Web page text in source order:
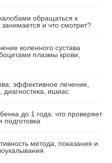
обращаться к
и что смотрит?
коленного сустава
плазмы крови,
эффективное лечение,
ишиас
до 1 года: что проверяет
метода, показания и